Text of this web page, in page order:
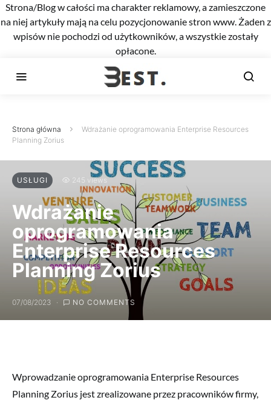
Strona/Blog w całości ma charakter reklamowy, a zamieszczone
na niej artykuły mają na celu pozycjonowanie stron www. Żaden z
wpisów nie pochodzi od użytkowników, a wszystkie zostały
opłacone.
Strona główna
Wdrażanie oprogramowania Enterprise Resources
Planning Zorius
USŁUGI 245 views
Wdrażanie
oprogramowania
Enterprise Resources
Planning Zorius
07/08/2023 NO COMMENTS
Wprowadzanie oprogramowania Enterprise Resources
Planning Zorius jest zrealizowane przez pracowników firmy,